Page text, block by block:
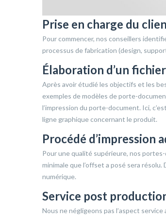
Prise en charge du
Pour commencer, nos conseillers
processus de fabrication (design,
Élaboration d’un
Après avoir étudié les objectifs et les
exemples de modèles de porte-
l’impression du porte-document. Ici,
ligne graphique concernant le produit.
Procédé d’impression
Pour une qualité supérieure, nos
minimale que l’offset a posé sera
numérique.
Service post
Nous ne négligeons pas l’aspect